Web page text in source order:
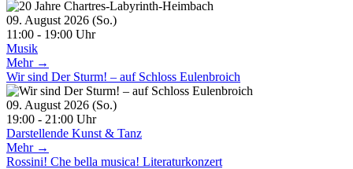
09. August 2026 (So.)
11:00 - 19:00 Uhr
Musik
Mehr →
Wir sind Der Sturm! – auf Schloss Eulenbroich
09. August 2026 (So.)
19:00 - 21:00 Uhr
Darstellende Kunst & Tanz
Mehr →
Rossini! Che bella musica! Literaturkonzert